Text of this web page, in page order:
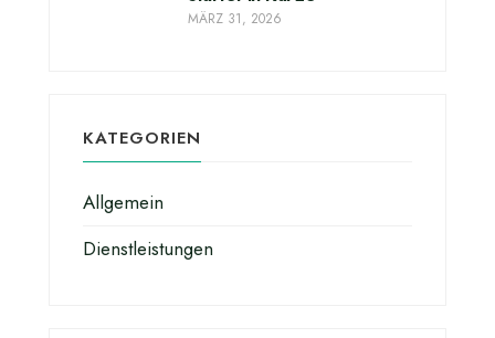
MÄRZ 31, 2026
KATEGORIEN
Allgemein
Dienstleistungen